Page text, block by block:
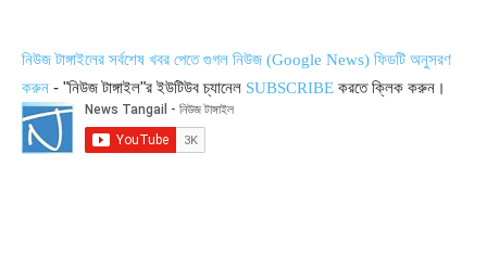
নিউজ টাঙ্গাইলের সর্বশেষ খবর পেতে গুগল নিউজ (Google News) ফিডটি অনুসরণ
করুন - "নিউজ টাঙ্গাইল"র ইউটিউব চ্যানেল SUBSCRIBE করতে ক্লিক করুন।